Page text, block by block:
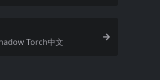
Torch中文